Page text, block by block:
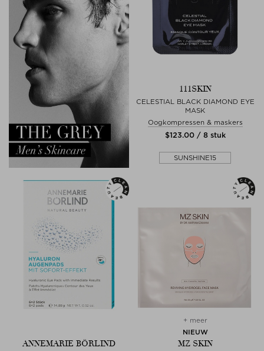
111SKIN
CELESTIAL BLACK DIAMOND EYE
MASK
Oogkompressen & maskers
$‌123.00 / 8 stuk
SUNSHINE15
ANNEMARIE BÖRLIND
+ meer
NIEUW
MZ SKIN